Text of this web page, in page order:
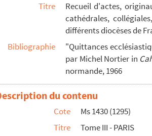
(4 février 1600-3 avril 1630)
1631)
1627-23 novembre 1632)
1635)
novembre 1642)
Titre
Recueil d'actes,
cathédrales,
différents diocèses de
Bibliographie
"Quittances
par Michel Nortier in
normande, 1966
du contenu
Cote
Ms 1430 (1295)
Titre
Tome III - PARIS